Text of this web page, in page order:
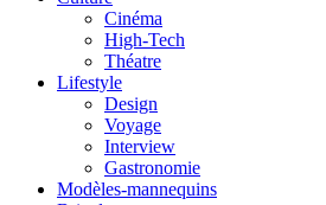
Cinéma
High-Tech
Théatre
Lifestyle
Design
Voyage
Interview
Gastronomie
Modèles-mannequins